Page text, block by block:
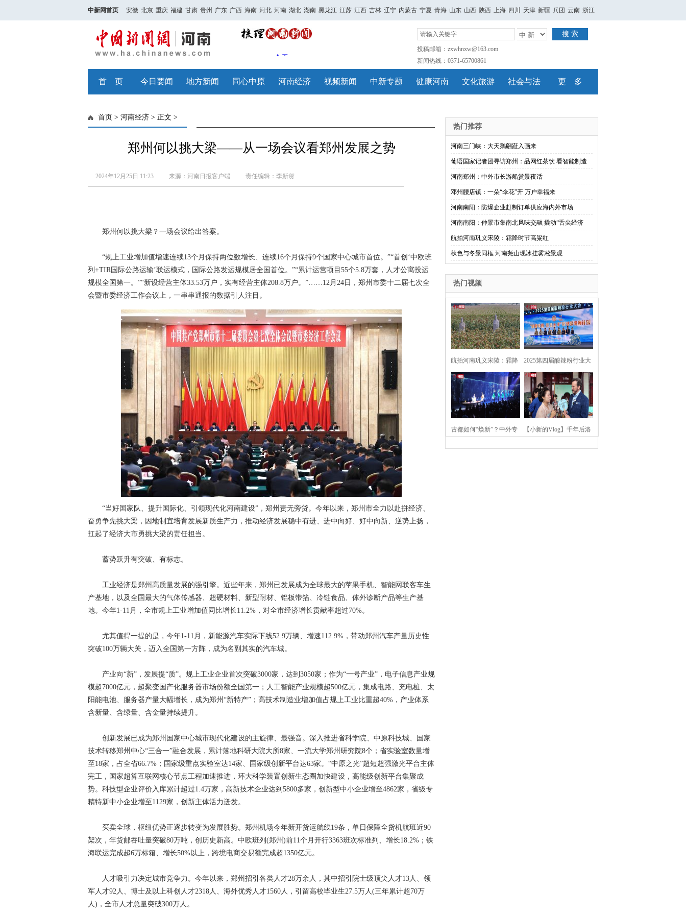
中新网首页 安徽 北京 重庆 福建 甘肃 贵州 广东 广西 海南 河北 河南 湖北 湖南 黑龙江 江苏 江西 吉林 辽宁 内蒙古 宁夏 青海 山东 山西 陕西 上海 四川 天津 新疆 兵团 云南 浙江
搜 索
投稿邮箱：zxwhnxw@163.com
新闻热线：0371-65700861
首 页 今日要闻 地方新闻 同心中原 河南经济 视频新闻 中新专题 健康河南 文化旅游 社会与法 更 多
首页 > 河南经济 > 正文 >
郑州何以挑大梁——从一场会议看郑州发展之势
2024年12月25日 11:23 来源：河南日报客户端 责任编辑：李新贺
郑州何以挑大梁？一场会议给出答案。
“规上工业增加值增速连续13个月保持两位数增长、连续16个月保持9个国家中心城市首位。”“首创‘中欧班
列+TIR国际公路运输’联运模式，国际公路发运规模居全国首位。”“累计运营项目55个5.8万套，人才公寓投运
规模全国第一。”“新设经营主体33.53万户，实有经营主体208.8万户。”……12月24日，郑州市委十二届七次全
会暨市委经济工作会议上，一串串通报的数据引人注目。
“当好国家队、提升国际化、引领现代化河南建设”，郑州责无旁贷。今年以来，郑州市全力以赴拼经济、
奋勇争先挑大梁，因地制宜培育发展新质生产力，推动经济发展稳中有进、进中向好、好中向新、逆势上扬，
扛起了经济大市勇挑大梁的责任担当。
蓄势跃升有突破、有标志。
工业经济是郑州高质量发展的强引擎。近些年来，郑州已发展成为全球最大的苹果手机、智能网联客车生
产基地，以及全国最大的气体传感器、超硬材料、新型耐材、铝板带箔、冷链食品、体外诊断产品等生产基
地。今年1-11月，全市规上工业增加值同比增长11.2%，对全市经济增长贡献率超过70%。
尤其值得一提的是，今年1-11月，新能源汽车实际下线52.9万辆、增速112.9%，带动郑州汽车产量历史性
突破100万辆大关，迈入全国第一方阵，成为名副其实的汽车城。
产业向“新”，发展提“质”。规上工业企业首次突破3000家，达到3050家；作为“一号产业”，电子信息产业规
模超7000亿元，超聚变国产化服务器市场份额全国第一；人工智能产业规模超500亿元，集成电路、充电桩、太
阳能电池、服务器产量大幅增长，成为郑州“新特产”；高技术制造业增加值占规上工业比重超40%，产业体系
含新量、含绿量、含金量持续提升。
创新发展已成为郑州国家中心城市现代化建设的主旋律、最强音。深入推进省科学院、中原科技城、国家
技术转移郑州中心“三合一”融合发展，累计落地科研大院大所8家、一流大学郑州研究院8个；省实验室数量增
至18家，占全省66.7%；国家级重点实验室达14家、国家级创新平台达63家。“中原之光”超短超强激光平台主体
完工，国家超算互联网核心节点工程加速推进，环大科学装置创新生态圈加快建设，高能级创新平台集聚成
势。科技型企业评价入库累计超过1.4万家，高新技术企业达到5800多家，创新型中小企业增至4862家，省级专
精特新中小企业增至1129家，创新主体活力迸发。
买卖全球，枢纽优势正逐步转变为发展胜势。郑州机场今年新开货运航线19条，单日保障全货机航班近90
架次，年货邮吞吐量突破80万吨，创历史新高。中欧班列(郑州)前11个月开行3363班次标准列、增长18.2%；铁
海联运完成超6万标箱、增长50%以上，跨境电商交易额完成超1350亿元。
人才吸引力决定城市竞争力。今年以来，郑州招引各类人才28万余人，其中招引院士级顶尖人才13人、领
军人才92人、博士及以上科创人才2318人、海外优秀人才1560人，引留高校毕业生27.5万人(三年累计超70万
人)，全市人才总量突破300万人。
热门推荐
河南三门峡：大天鹅翩跹入画来
葡语国家记者团寻访郑州：品网红茶饮 看智能制造
河南郑州：中外市长游船赏景夜话
邓州腰店镇：一朵“伞花”开 万户幸福来
河南南阳：防爆企业赶制订单供应海内外市场
河南南阳：仲景市集南北风味交融 撬动“舌尖经济
航拍河南巩义宋陵：霜降时节高粱红
秋色与冬景同框 河南尧山现冰挂雾凇景观
热门视频
航拍河南巩义宋陵：霜降
时节高粱红
2025第四届酸辣粉行业大
会在河南开封举行
古都如何“焕新”？中外专 【小新的Vlog】千年后洛